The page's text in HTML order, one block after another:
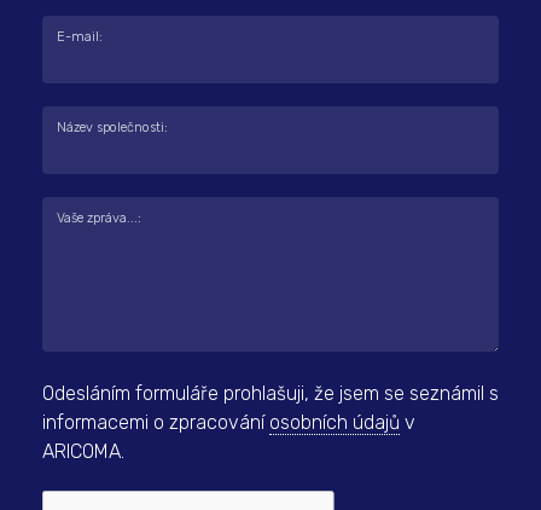
E-mail:
Název společnosti:
Vaše zpráva...:
Odesláním formuláře prohlašuji, že jsem se seznámil s
informacemi o zpracování osobních údajů v
ARICOMA.